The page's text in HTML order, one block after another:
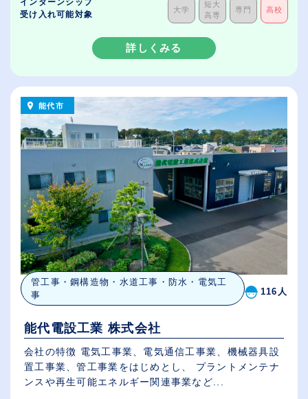
インターンシップ
受け入れ可能対象
大学
短大
高専
専門 高校
詳しくみる
能代市
管工事・鋼構造物・水道工事・防水・電気工
事
116人
能代電設工業 株式会社
会社の特徴 電気工事業、電気通信工事業、機械器具設
置工事業、管工事業をはじめとし、 プラントメンテナ
ンスや再生可能エネルギー関連事業など...